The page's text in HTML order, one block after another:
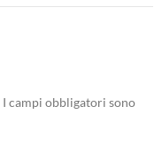
I campi obbligatori sono